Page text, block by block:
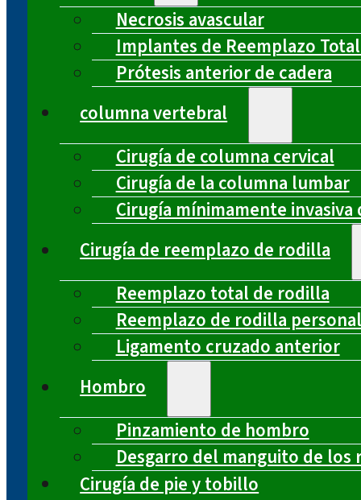
Necrosis avascular
Implantes de Reemplazo
Prótesis anterior de cadera
columna vertebral
Cirugía de columna cervical
Cirugía de la columna lumbar
Cirugía mínimamente
Cirugía de reemplazo de rodilla
Reemplazo total de rodilla
Reemplazo de rodilla
Ligamento cruzado anterior
Hombro
Pinzamiento de hombro
Desgarro del manguito de los
Cirugía de pie y tobillo